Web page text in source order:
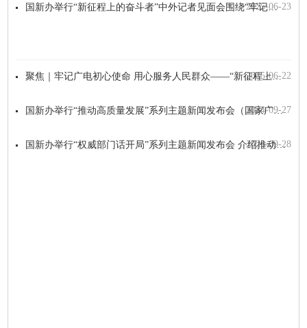
国新办举行“新征程上的奋斗者”中外记者见面会围绕“牢记广电初心使命 用心服务...
2025-06-23
聚焦｜牢记广电初心使命 用心服务人民群众——“新征程上的奋斗者”中外记者见面...
2025-06-22
国新办举行“推动高质量发展”系列主题新闻发布会（国家广播电视总局）
2024-09-27
国新办举行“权威部门话开局”系列主题新闻发布会 介绍推动广播电视和网络视听高...
2023-09-28